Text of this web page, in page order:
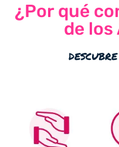
¿Por qué
de los